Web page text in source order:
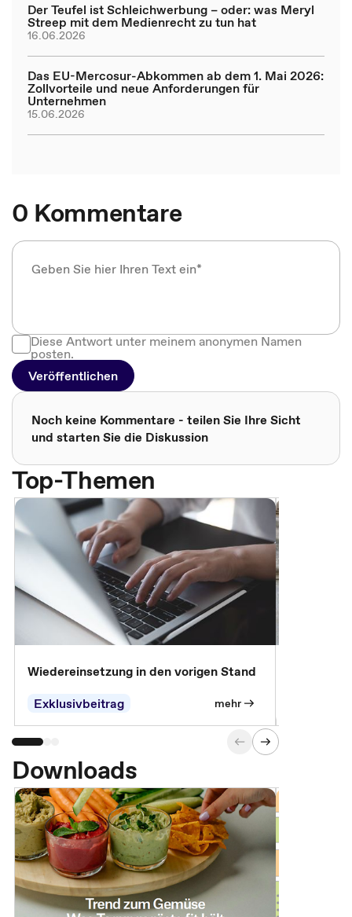
Der Teufel ist Schleichwerbung – oder: was Meryl
Streep mit dem Medienrecht zu tun hat
16.06.2026
Das EU-Mercosur-Abkommen ab dem 1. Mai 2026:
Zollvorteile und neue Anforderungen für
Unternehmen
15.06.2026
0 Kommentare
Diese Antwort unter meinem anonymen Namen
posten.
Veröffentlichen
Noch keine Kommentare - teilen Sie Ihre Sicht
und starten Sie die Diskussion
Top-Themen
Wiedereinsetzung in den vorigen Stand
Exklusivbeitrag
mehr
Downloads